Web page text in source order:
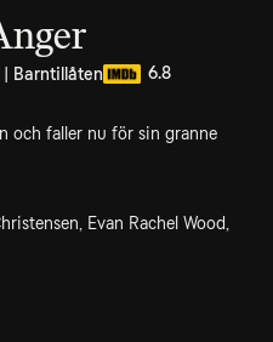
Barntillåten 6.8
och faller nu för sin granne
Evan Rachel Wood,